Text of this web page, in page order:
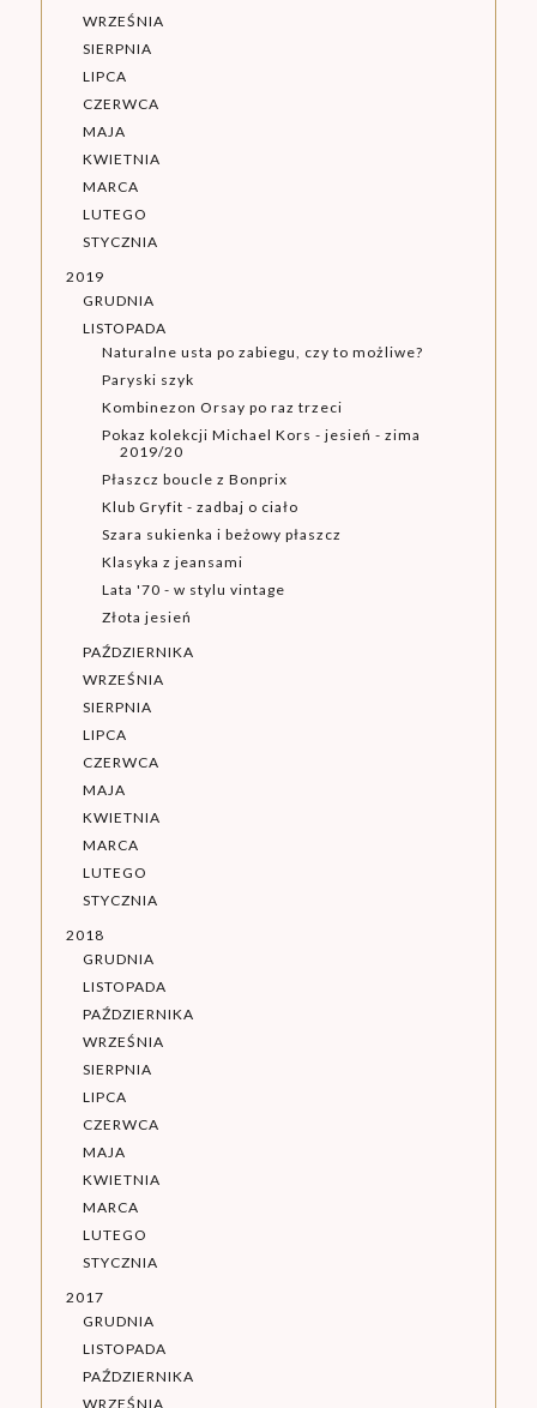
WRZEŚNIA
SIERPNIA
LIPCA
CZERWCA
MAJA
KWIETNIA
MARCA
LUTEGO
STYCZNIA
2019
GRUDNIA
LISTOPADA
Naturalne usta po zabiegu, czy to możliwe?
Paryski szyk
Kombinezon Orsay po raz trzeci
Pokaz kolekcji Michael Kors - jesień - zima
2019/20
Płaszcz boucle z Bonprix
Klub Gryfit - zadbaj o ciało
Szara sukienka i beżowy płaszcz
Klasyka z jeansami
Lata '70 - w stylu vintage
Złota jesień
PAŹDZIERNIKA
WRZEŚNIA
SIERPNIA
LIPCA
CZERWCA
MAJA
KWIETNIA
MARCA
LUTEGO
STYCZNIA
2018
GRUDNIA
LISTOPADA
PAŹDZIERNIKA
WRZEŚNIA
SIERPNIA
LIPCA
CZERWCA
MAJA
KWIETNIA
MARCA
LUTEGO
STYCZNIA
2017
GRUDNIA
LISTOPADA
PAŹDZIERNIKA
WRZEŚNIA